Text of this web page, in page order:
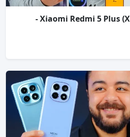
مراجعة شاومي (Xiaomi) Xiaomi Redmi 5 Plus -